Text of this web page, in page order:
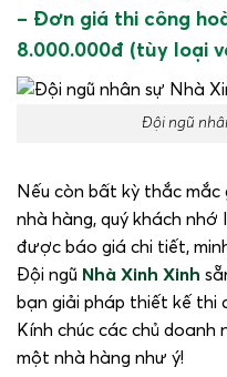
– Đơn giá thi công
8.000.000đ (tùy loại
Đội ngũ
Nếu còn bất kỳ thắc mắc
nhà hàng, quý khách nhớ
được báo giá chi tiết,
Đội ngũ Nhà Xinh Xinh
bạn giải pháp thiết kế thi
Kính chúc các chủ doanh
một nhà hàng như ý!